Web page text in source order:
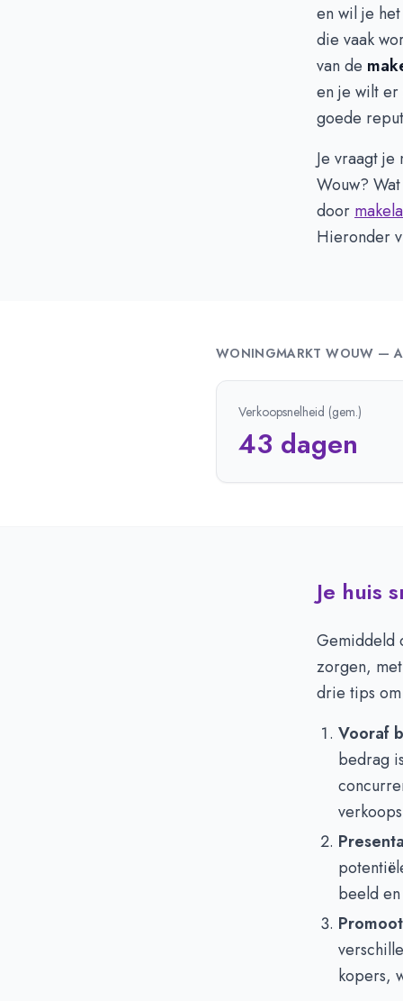
en wil je
die vaak
van de
en je wilt er
goede
Je vraagt
Wouw?
door
Hieronder
WONINGMARKTWOUW —
Verkoopsnelheid (gem.)
43 dagen
Je huis
Gemiddeld
zorgen,
drie tips
Vooraf
bedrag
beeld
kopers,